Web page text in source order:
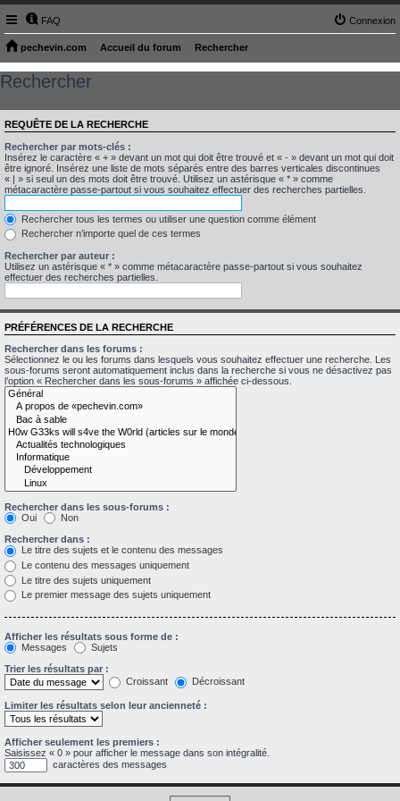
FAQ Connexion
pechevin.com Accueil du forum Rechercher
Rechercher
REQUÊTE DE LA RECHERCHE
Rechercher par mots-clés :
Insérez le caractère « + » devant un mot qui doit être trouvé et « - » devant un mot qui doit
être ignoré. Insérez une liste de mots séparés entre des barres verticales discontinues
« | » si seul un des mots doit être trouvé. Utilisez un astérisque « * » comme
métacaractère passe-partout si vous souhaitez effectuer des recherches partielles.
Rechercher tous les termes ou utiliser une question comme élément
Rechercher n’importe quel de ces termes
Rechercher par auteur :
Utilisez un astérisque « * » comme métacaractère passe-partout si vous souhaitez
effectuer des recherches partielles.
PRÉFÉRENCES DE LA RECHERCHE
Rechercher dans les forums :
Sélectionnez le ou les forums dans lesquels vous souhaitez effectuer une recherche. Les
sous-forums seront automatiquement inclus dans la recherche si vous ne désactivez pas
l’option « Rechercher dans les sous-forums » affichée ci-dessous.
Rechercher dans les sous-forums :
Oui
Non
Rechercher dans :
Le titre des sujets et le contenu des messages
Le contenu des messages uniquement
Le titre des sujets uniquement
Le premier message des sujets uniquement
Afficher les résultats sous forme de :
Messages
Sujets
Trier les résultats par :
Croissant
Décroissant
Limiter les résultats selon leur ancienneté :
Afficher seulement les premiers :
Saisissez « 0 » pour afficher le message dans son intégralité.
caractères des messages